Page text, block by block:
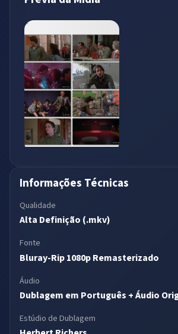
Informações Técnicas
Qualidade
Alta Definição (.mkv)
Fonte
Bluray-Rip 1080p Remasterizado
Áudio
Dublagem em Português + Áudio
Estúdio de Dublagem